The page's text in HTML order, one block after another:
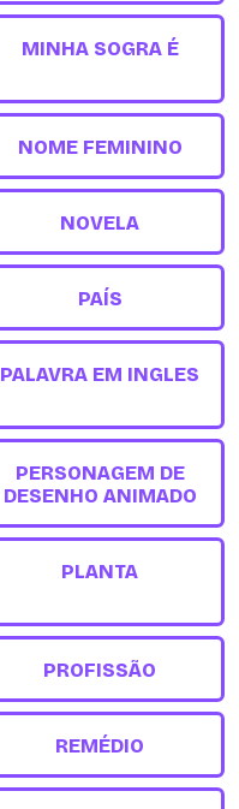
MINHA SOGRA É
NOME FEMININO
NOVELA
PAÍS
PALAVRA EM INGLES
PERSONAGEM DE
DESENHO ANIMADO
PLANTA
PROFISSÃO
REMÉDIO